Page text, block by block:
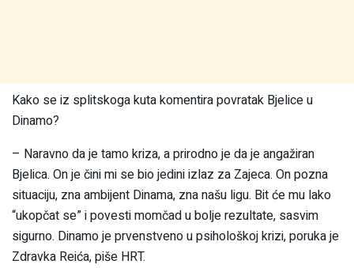
Kako se iz splitskoga kuta komentira povratak Bjelice u
Dinamo?
– Naravno da je tamo kriza, a prirodno je da je angažiran
Bjelica. On je čini mi se bio jedini izlaz za Zajeca. On pozna
situaciju, zna ambijent Dinama, zna našu ligu. Bit će mu lako
“ukopčat se” i povesti momčad u bolje rezultate, sasvim
sigurno. Dinamo je prvenstveno u psihološkoj krizi, poruka je
Zdravka Reića, piše HRT.